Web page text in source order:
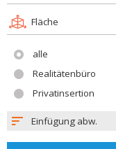
Fläche
alle
Realitätenbüro
Privatinsertion
Einfügung abw.